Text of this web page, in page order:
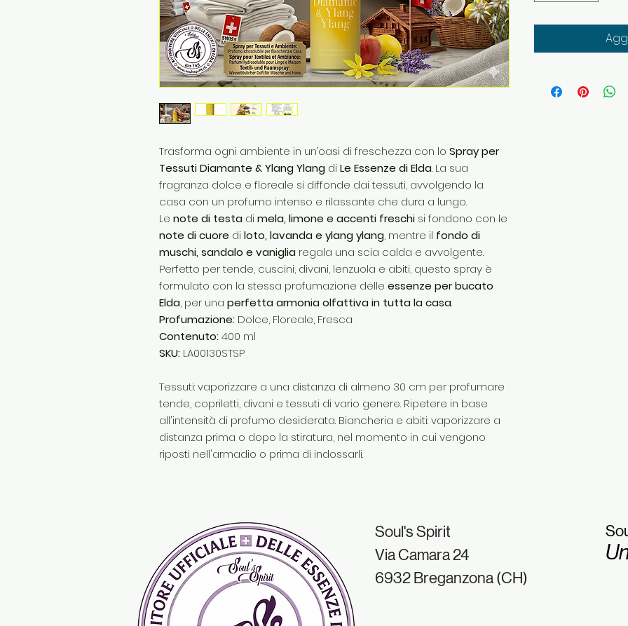
Trasforma ogni ambiente in un’oasi di freschezza con lo Spray per
Tessuti Diamante & Ylang Ylang di Le Essenze di Elda. La sua
fragranza dolce e floreale si diffonde dai tessuti, avvolgendo la
casa con un profumo intenso e rilassante che dura a lungo.
Le note di testa di mela, limone e accenti freschi si fondono con le
note di cuore di loto, lavanda e ylang ylang, mentre il fondo di
muschi, sandalo e vaniglia regala una scia calda e avvolgente.
Perfetto per tende, cuscini, divani, lenzuola e abiti, questo spray è
formulato con la stessa profumazione delle essenze per bucato
Elda, per una perfetta armonia olfattiva in tutta la casa.
Profumazione: Dolce, Floreale, Fresca
Contenuto:400 ml
SKU: LA00130STSP
Tessuti: vaporizzare a una distanza di almeno 30 cm per profumare
tende, copriletti, divani e tessuti di vario genere. Ripetere in base
all'intensità di profumo desiderata. Biancheria e abiti: vaporizzare a
distanza prima o dopo la stiratura, nel momento in cui vengono
riposti nell'armadio o prima di indossarli.
Soul's Spirit
Via Camara 24
6932 Breganzona (CH)